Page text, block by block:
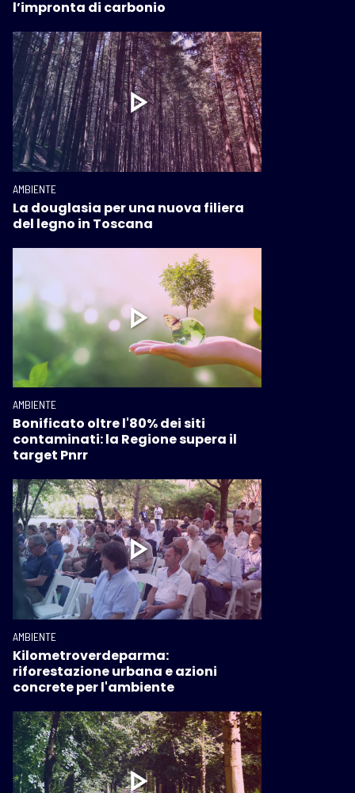
l’impronta di carbonio
AMBIENTE
La douglasia per una nuova filiera
del legno in Toscana
AMBIENTE
Bonificato oltre l'80% dei siti
contaminati: la Regione supera il
target Pnrr
AMBIENTE
Kilometroverdeparma:
riforestazione urbana e azioni
concrete per l'ambiente